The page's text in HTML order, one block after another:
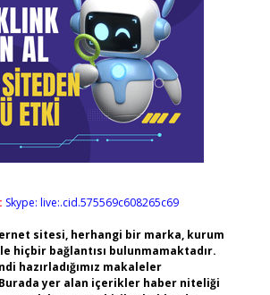
Skype: live:.cid.575569c608265c69
sitesi, herhangi bir marka, kurum
hiçbir bağlantısı bulunmamaktadır.
hazırladığımız makaleler
yer alan içerikler haber niteliği